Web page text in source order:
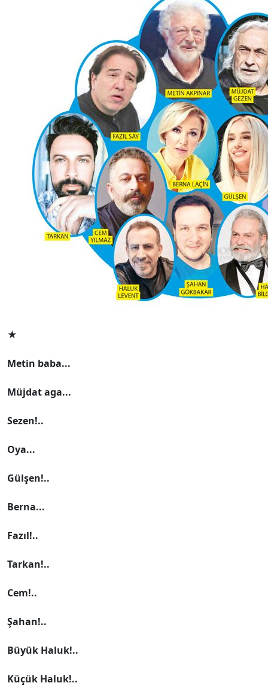
★
Metin baba...
Müjdat aga...
Sezen!..
Oya...
Gülşen!..
Berna...
Fazıl!..
Tarkan!..
Cem!..
Şahan!..
Büyük Haluk!..
Küçük Haluk!..